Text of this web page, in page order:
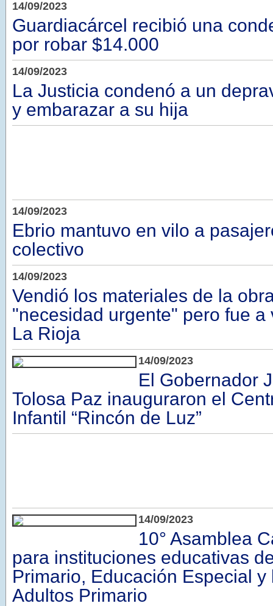
14/09/2023
Guardiacárcel recibió una
por robar $14.000
14/09/2023
La Justicia condenó a un
y embarazar a su hija
14/09/2023
Ebrio mantuvo en vilo a
colectivo
14/09/2023
Vendió los materiales de la
"necesidad urgente" pero fue a
La Rioja
14/09/2023
El Gobernador
Tolosa Paz inauguraron el
Infantil “Rincón de Luz”
14/09/2023
10° Asamblea
para instituciones educativas
Primario, Educación Especial
Adultos Primario